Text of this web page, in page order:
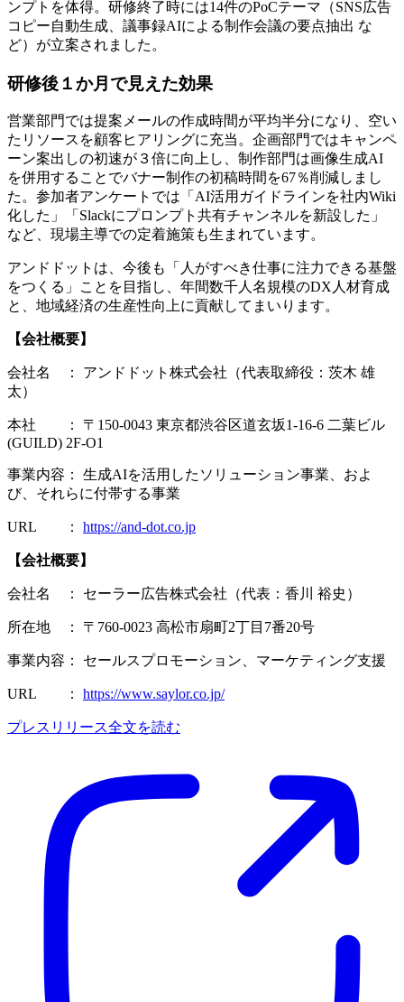
ンプトを体得。研修終了時には14件のPoCテーマ（SNS広告
コピー自動生成、議事録AIによる制作会議の要点抽出 な
ど）が立案されました。
研修後１か月で見えた効果
営業部門では提案メールの作成時間が平均半分になり、空い
たリソースを顧客ヒアリングに充当。企画部門ではキャンペ
ーン案出しの初速が３倍に向上し、制作部門は画像生成AI
を併用することでバナー制作の初稿時間を67％削減しまし
た。参加者アンケートでは「AI活用ガイドラインを社内Wiki
化した」「Slackにプロンプト共有チャンネルを新設した」
など、現場主導での定着施策も生まれています。
アンドドットは、今後も「人がすべき仕事に注力できる基盤
をつくる」ことを目指し、年間数千人名規模のDX人材育成
と、地域経済の生産性向上に貢献してまいります。
【会社概要】
会社名 ： アンドドット株式会社（代表取締役：茨木 雄
太）
本社 ： 〒150-0043 東京都渋谷区道玄坂1-16-6 二葉ビル
(GUILD) 2F-O1
事業内容： 生成AIを活用したソリューション事業、およ
び、それらに付帯する事業
URL ： https://and-dot.co.jp
【会社概要】
会社名 ： セーラー広告株式会社（代表：香川 裕史）
所在地 ： 〒760-0023 高松市扇町2丁目7番20号
事業内容： セールスプロモーション、マーケティング支援
URL ： https://www.saylor.co.jp/
プレスリリース全文を読む